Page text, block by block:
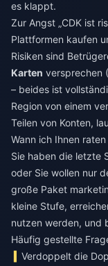
es klappt.
Zur Angst „CDK ist
Plattformen kaufen
Risiken sind
Karten versprechen
– beides ist
Region von einem
Teilen von Konten,
Wann ich Ihnen
Sie haben die letzte
oder Sie wollen nur
große Paket
kleine Stufe,
nutzen werden, und
Häufig gestellte
Verdoppelt die